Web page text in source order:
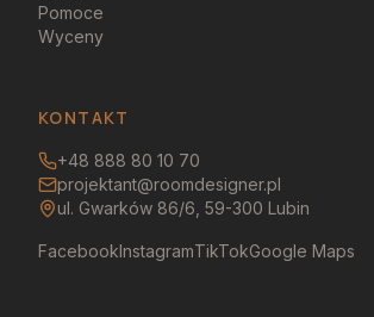
Pomoce
Wyceny
KONTAKT
+48 888 80 10 70
projektant@roomdesigner.pl
ul. Gwarków 86/6, 59-300 Lubin
FacebookInstagramTikTokGoogle Maps